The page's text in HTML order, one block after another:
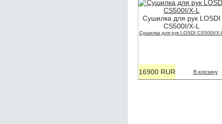
Сушилка для рук LOSDI
CS500I/X-L
Сушилка для рук LOSDI CS500I/X-
16900 RUR В корзину